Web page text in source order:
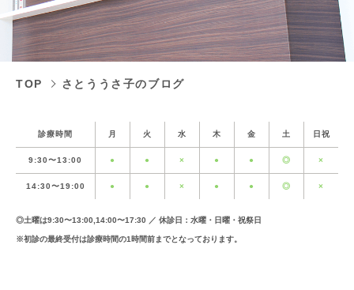
TOP さとううさ子のブログ
診療時間 月 火 水 木 金 土 日祝
9:30〜13:00 ● ● × ● ● ◎ ×
14:30〜19:00 ● ● × ● ● ◎ ×
◎土曜は9:30〜13:00,14:00〜17:30 ／ 休診日：水曜・日曜・祝祭日
※初診の最終受付は診療時間の1時間前までとなっております。